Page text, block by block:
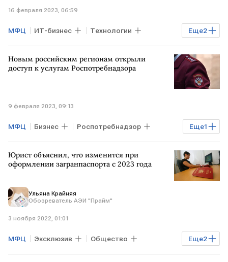
16 февраля 2023, 06:59
Еще2
МФЦ ИТ-бизнес Технологии
цифровые технологии НОВОСИБИРСК
Новым российским регионам открыли
доступ к услугам Роспотребнадзора
9 февраля 2023, 09:13
Еще1
МФЦ Бизнес Роспотребнадзор
новые субъекты РФ
Юрист объяснил, что изменится при
оформлении загранпаспорта с 2023 года
Ульяна Крайняя
Обозреватель АЭИ "Прайм"
3 ноября 2022, 01:01
Еще2
МФЦ Эксклюзив Общество
РОССИЯ загранпаспорт